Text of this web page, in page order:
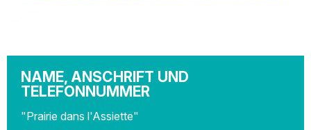
NAME, ANSCHRIFT UND
TELEFONNUMMER
"Prairie dans l'Assiette"